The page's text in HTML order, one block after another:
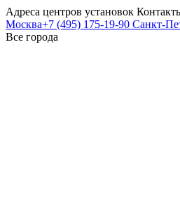
Адреса центров установок
Москва+7 (495) 175-19-90 Санкт-
Все города